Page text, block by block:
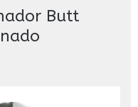
Butt